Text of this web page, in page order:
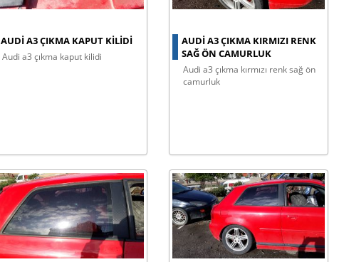
AUDI A3 ÇIKMA KAPUT KILIDI
audi a3 çıkma kaput kilidi
AUDI A3 ÇIKMA KIRMIZI RENK
SAĞ ÖN CAMURLUK
audi a3 çıkma kırmızı renk sağ ön
camurluk